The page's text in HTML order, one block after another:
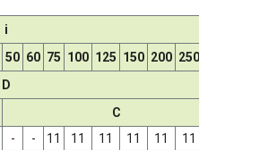
i
50 60 75 100 125 150 200 250
D
C
- - 11 11 11 11 11 11